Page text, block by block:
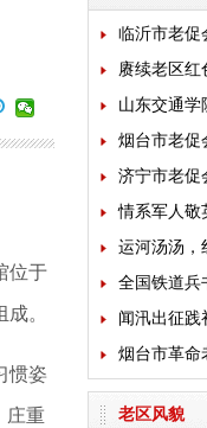
临沂市老促
赓续老区红
山东交通学
下乡”乡村
烟台市老促
成立前老军
济宁市老促
褪色”主题
情系军人
市老促会多
运河汤汤
育“走”进心
全国铁道兵
会来临沭开
闻汛出征
堂铁军星夜
烟台市革命
老区风貌
位于
。
惯姿
庄重